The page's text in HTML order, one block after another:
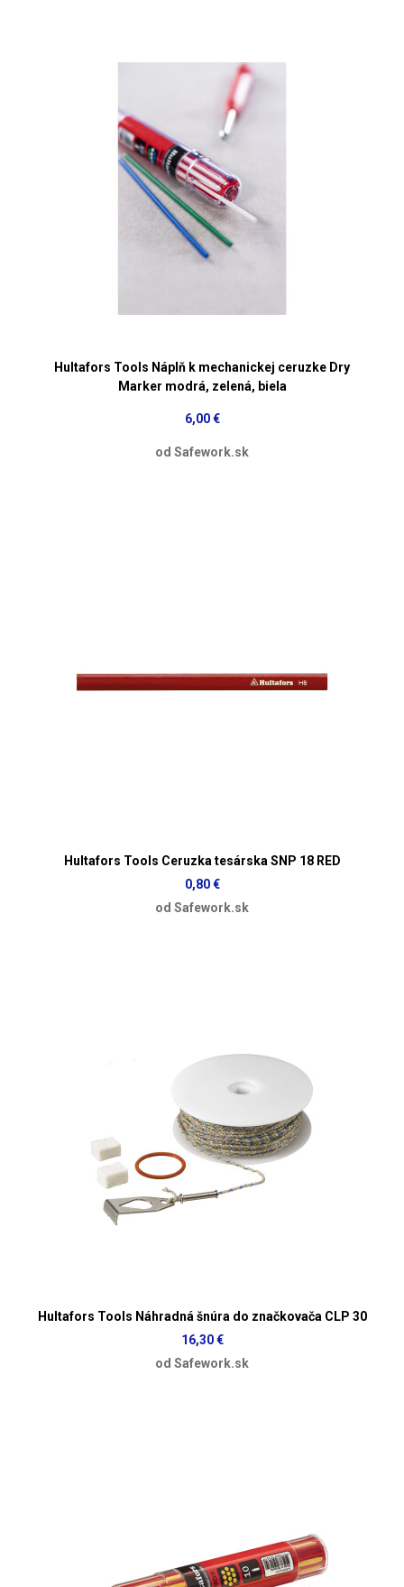
Hultafors Tools Náplň k mechanickej ceruzke Dry
Marker modrá, zelená, biela
6,00 €
od Safework.sk
Hultafors Tools Ceruzka tesárska SNP 18 RED
0,80 €
od Safework.sk
Hultafors Tools Náhradná šnúra do značkovača CLP 30
16,30 €
od Safework.sk